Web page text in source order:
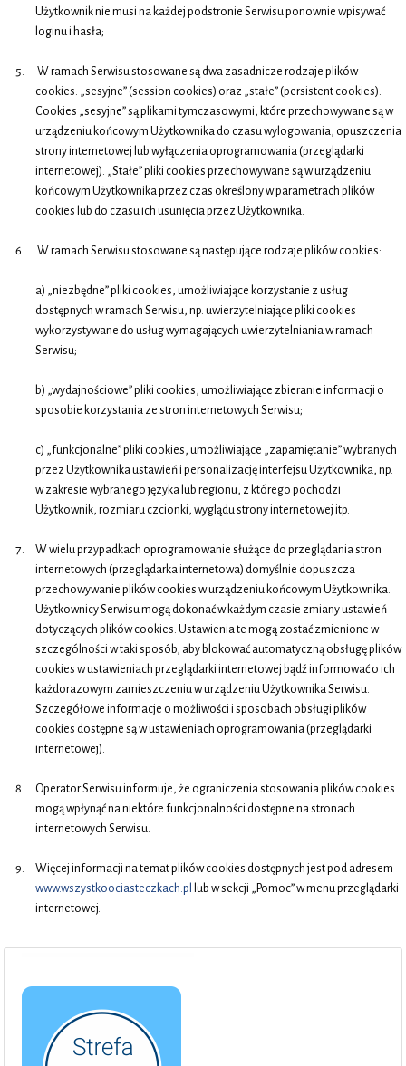
Użytkownik nie musi na każdej podstronie Serwisu ponownie wpisywać
loginu i hasła;
W ramach Serwisu stosowane są dwa zasadnicze rodzaje plików
cookies: „sesyjne” (session cookies) oraz „stałe” (persistent cookies).
Cookies „sesyjne” są plikami tymczasowymi, które przechowywane są w
urządzeniu końcowym Użytkownika do czasu wylogowania, opuszczenia
strony internetowej lub wyłączenia oprogramowania (przeglądarki
internetowej). „Stałe” pliki cookies przechowywane są w urządzeniu
końcowym Użytkownika przez czas określony w parametrach plików
cookies lub do czasu ich usunięcia przez Użytkownika.
W ramach Serwisu stosowane są następujące rodzaje plików cookies:
a) „niezbędne” pliki cookies, umożliwiające korzystanie z usług
dostępnych w ramach Serwisu, np. uwierzytelniające pliki cookies
wykorzystywane do usług wymagających uwierzytelniania w ramach
Serwisu;
b) „wydajnościowe” pliki cookies, umożliwiające zbieranie informacji o
sposobie korzystania ze stron internetowych Serwisu;
c) „funkcjonalne” pliki cookies, umożliwiające „zapamiętanie” wybranych
przez Użytkownika ustawień i personalizację interfejsu Użytkownika, np.
w zakresie wybranego języka lub regionu, z którego pochodzi
Użytkownik, rozmiaru czcionki, wyglądu strony internetowej itp.
W wielu przypadkach oprogramowanie służące do przeglądania stron
internetowych (przeglądarka internetowa) domyślnie dopuszcza
przechowywanie plików cookies w urządzeniu końcowym Użytkownika.
Użytkownicy Serwisu mogą dokonać w każdym czasie zmiany ustawień
dotyczących plików cookies. Ustawienia te mogą zostać zmienione w
szczególności w taki sposób, aby blokować automatyczną obsługę plików
cookies w ustawieniach przeglądarki internetowej bądź informować o ich
każdorazowym zamieszczeniu w urządzeniu Użytkownika Serwisu.
Szczegółowe informacje o możliwości i sposobach obsługi plików
cookies dostępne są w ustawieniach oprogramowania (przeglądarki
internetowej).
Operator Serwisu informuje, że ograniczenia stosowania plików cookies
mogą wpłynąć na niektóre funkcjonalności dostępne na stronach
internetowych Serwisu.
Więcej informacji na temat plików cookies dostępnych jest pod adresem
www.wszystkoociasteczkach.pl
lub w sekcji „Pomoc” w menu przeglądarki
internetowej.